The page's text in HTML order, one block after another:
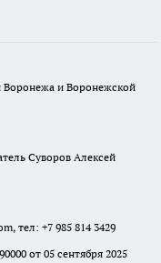
и Воронежской
Суворов Алексей
тел: +7 985 814 3429
от 05 сентября 2025